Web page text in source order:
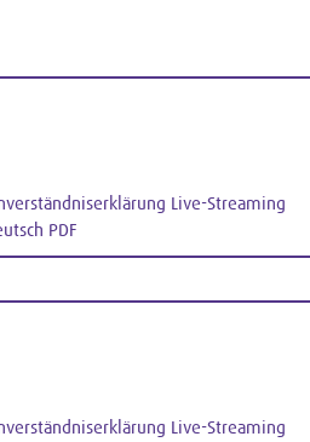
Live-Streaming
PDF
Live-Streaming